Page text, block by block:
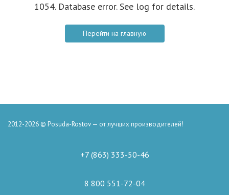
1054. Database error. See log for details.
Перейти на главную
2012-2026 © Posuda-Rostov — от лучших производителей!
+7 (863) 333-50-46
8 800 551-72-04